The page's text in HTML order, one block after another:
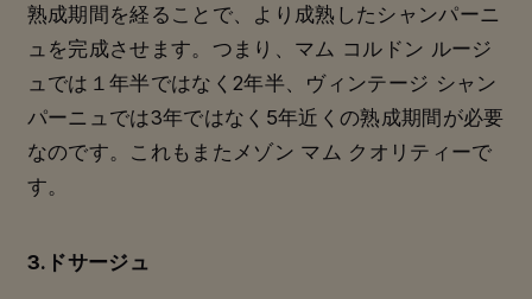
熟成期間を経ることで、より成熟したシャンパーニ
ュを完成させます。つまり、マム コルドン ルージ
ュでは１年半ではなく2年半、ヴィンテージ シャン
パーニュでは3年ではなく5年近くの熟成期間が必要
なのです。これもまたメゾン マム クオリティーで
す。
3.ドサージュ